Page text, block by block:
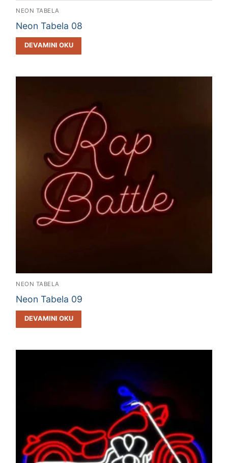
NEON TABELA
Neon Tabela 08
DEVAMINI OKU
NEON TABELA
Neon Tabela 09
DEVAMINI OKU